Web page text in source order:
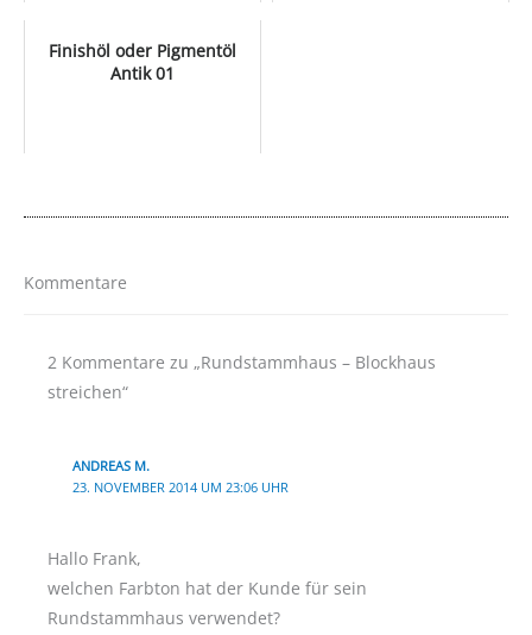
Finishöl oder Pigmentöl
Antik 01
Kommentare
2 Kommentare zu „Rundstammhaus – Blockhaus
streichen“
ANDREAS M.
23. NOVEMBER 2014 UM 23:06 UHR
Hallo Frank,
welchen Farbton hat der Kunde für sein
Rundstammhaus verwendet?